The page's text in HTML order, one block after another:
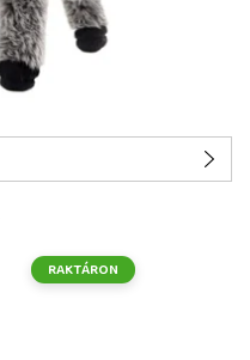
RAKTÁRON